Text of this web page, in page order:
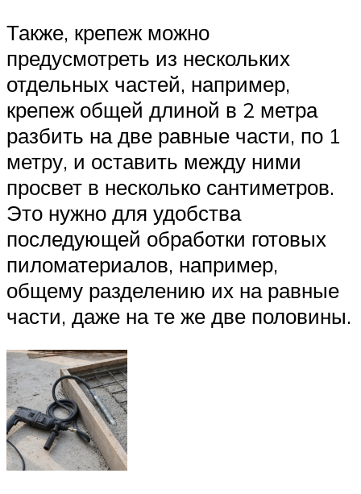
Также, крепеж можно
предусмотреть из нескольких
отдельных частей, например,
крепеж общей длиной в 2 метра
разбить на две равные части, по 1
метру, и оставить между ними
просвет в несколько сантиметров.
Это нужно для удобства
последующей обработки готовых
пиломатериалов, например,
общему разделению их на равные
части, даже на те же две половины.